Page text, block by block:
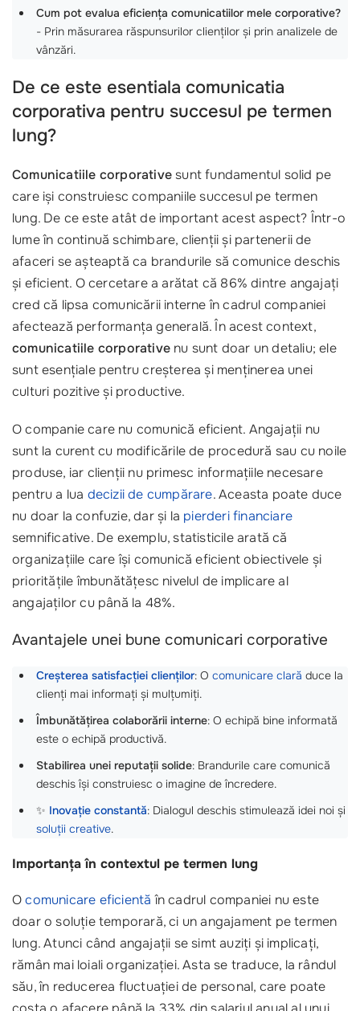
Cum pot evalua eficiența comunicatiilor mele corporative?
- Prin măsurarea răspunsurilor clienților și prin analizele de
vânzări.
De ce este esentiala comunicatia
corporativa pentru succesul pe termen
lung?
Comunicatiile corporativesunt fundamentul solid pe
care işi construiesc companiile succesul pe termen
lung. De ce este atât de important acest aspect? Într-o
lume în continuă schimbare, clienții și partenerii de
afaceri se așteaptă ca brandurile să comunice deschis
și eficient. O cercetare a arătat că 86% dintre angajați
cred că lipsa comunicării interne în cadrul companiei
afectează performanța generală. În acest context,
comunicatiile corporative nu sunt doar un detaliu; ele
sunt esențiale pentru creșterea și menținerea unei
culturi pozitive și productive.
O companie care nu comunică eficient. Angajații nu
sunt la curent cu modificările de procedură sau cu noile
produse, iar clienții nu primesc informațiile necesare
pentru a lua decizii de cumpărare. Aceasta poate duce
nu doar la confuzie, dar și la pierderi financiare
semnificative. De exemplu, statisticile arată că
organizațiile care își comunică eficient obiectivele și
prioritățile îmbunătățesc nivelul de implicare al
angajaților cu până la 48%.
Avantajele unei bune comunicari corporative
Creșterea satisfacției clienților: O comunicare clară duce la
clienți mai informați și mulțumiți.
Îmbunătățirea colaborării interne: O echipă bine informată
este o echipă productivă.
Stabilirea unei reputații solide: Brandurile care comunică
deschis își construiesc o imagine de încredere.
✨ Inovație constantă: Dialogul deschis stimulează idei noi și
soluții creative.
Importanța în contextul pe termen lung
Ocomunicare eficientă în cadrul companiei nu este
doar o soluție temporară, ci un angajament pe termen
lung. Atunci când angajații se simt auziți și implicați,
rămân mai loiali organizației. Asta se traduce, la rândul
său, în reducerea fluctuației de personal, care poate